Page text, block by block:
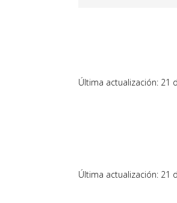
Última actualización: 21
Última actualización: 21